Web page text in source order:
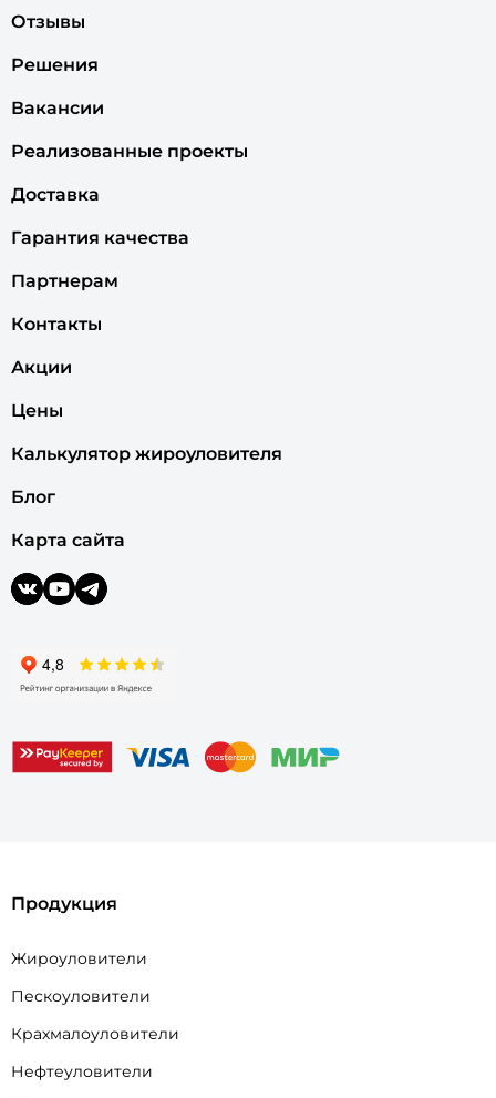
Отзывы
Решения
Вакансии
Реализованные проекты
Доставка
Гарантия качества
Партнерам
Контакты
Акции
Цены
Калькулятор жироуловителя
Блог
Карта сайта
Продукция
Жироуловители
Пескоуловители
Крахмалоуловители
Нефтеуловители